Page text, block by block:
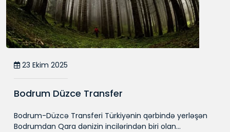
23 Ekim 2025
Bodrum Düzce Transfer
Bodrum-Düzcə Transferi Türkiyənin qərbində yerləşən
Bodrumdan Qara dənizin incilərindən biri olan...